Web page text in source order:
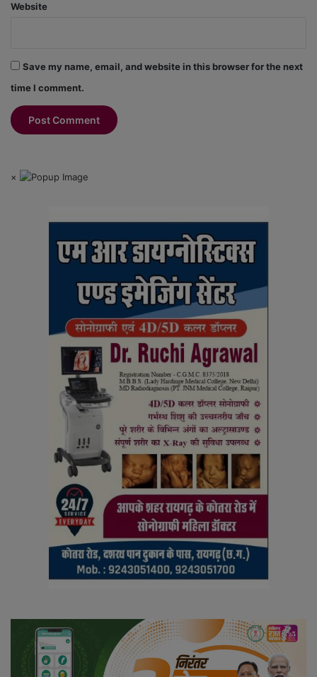
Website
Save my name, email, and website in this browser for the next
time I comment.
×